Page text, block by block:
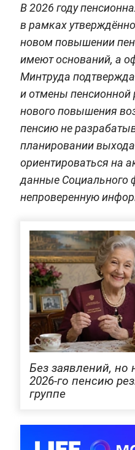
В 2026 году
в рамках
новом повышении
имеют оснований, а
Минтруда
и отмены
нового повышения
пенсию не
планировании
ориентироваться на
данные Социального
непроверенную
Без заявлений,
2026-го пенсию
группе